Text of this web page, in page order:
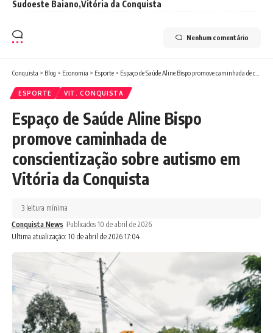
Sudoeste Baiano Vitória da Conquista
Nenhum comentário
Conquista > Blog > Economia > Esporte > Espaço de Saúde Aline Bispo promove caminhada de conscientização sobre autismo em Vitória da Conquista
ESPORTE VIT. CONQUISTA
Espaço de Saúde Aline Bispo
promove caminhada de
conscientização sobre autismo em
Vitória da Conquista
Ultima atualização: 10 de abril de 2026 17:04
Conquista News Publicados 10 de abril de 2026
3 leitura mínima